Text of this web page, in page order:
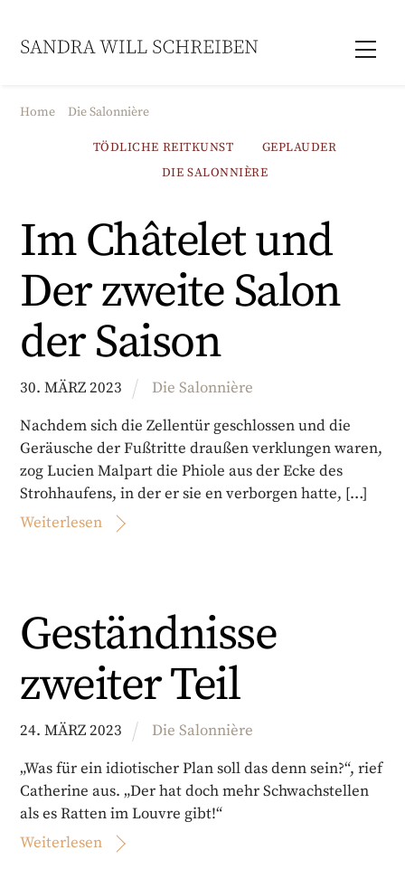
content
Home Die Salonnière
TÖDLICHE REITKUNST
GEPLAUDER
DIE SALONNIÈRE
Im Châtelet und
Der zweite Salon
der Saison
30.MÄRZ 2023
Die Salonnière
Nachdem sich die Zellentür geschlossen und die
Geräusche der Fußtritte draußen verklungen waren,
zog Lucien Malpart die Phiole aus der Ecke des
Strohhaufens, in der er sie en verborgen hatte, […]
Weiterlesen
Geständnisse
zweiter Teil
24.MÄRZ 2023
Die Salonnière
„Was für ein idiotischer Plan soll das denn sein?“, rief
Catherine aus. „Der hat doch mehr Schwachstellen
als es Ratten im Louvre gibt!“
Weiterlesen